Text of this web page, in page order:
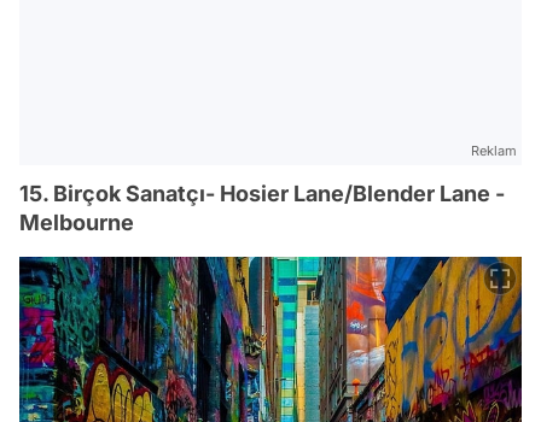
Reklam
15. Birçok Sanatçı- Hosier Lane/Blender Lane -
Melbourne